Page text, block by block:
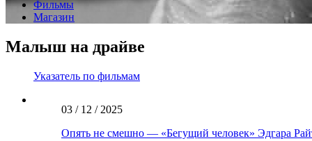
Фильмы
Магазин
Малыш на драйве
Указатель по фильмам
03 / 12 / 2025
Опять не смешно — «Бегущий человек» Эдгара